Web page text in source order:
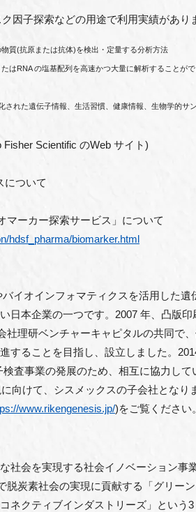
因⼦探索などの⽤途で利⽤実績があり
質(抗原または抗体)を検出・定量する分析⽅法
はRNA の塩基配列を⾼速かつ⼤量に解析することが
れた遺伝⼦情報、⽣活習慣、健康情報、⽣物学的サ
Scientific のWeb サイト)
について
マーカー探索サービス」について
hdsf_pharma/biomarker.html
イオインフォマティクスを活⽤した遺
⽇本企業の⼀つです。 2007 年、凸版
理研ベンチャーキャピタルの共同で
することを⽬指し、設⽴しました。
査事業の発展のため、相互に協⼒し
向けて、シスメックスの⼦会社となり
www.rikengenesis.jp/)をご覧ください。
会を実現する社会イノベーション事
炭素社会の実現に貢献する「グリー
ネクティブインダストリーズ」とい